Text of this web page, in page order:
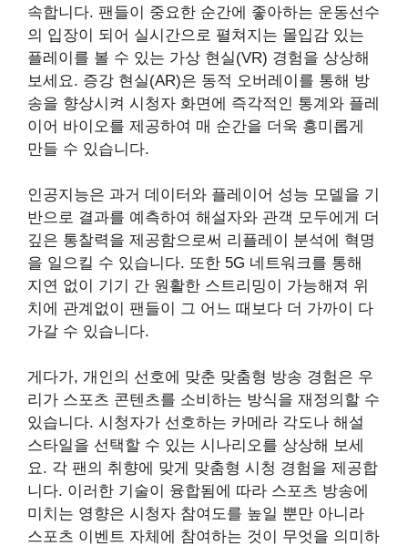
속합니다. 팬들이 중요한 순간에 좋아하는 운동선수
의 입장이 되어 실시간으로 펼쳐지는 몰입감 있는
플레이를 볼 수 있는 가상 현실(VR) 경험을 상상해
보세요. 증강 현실(AR)은 동적 오버레이를 통해 방
송을 향상시켜 시청자 화면에 즉각적인 통계와 플레
이어 바이오를 제공하여 매 순간을 더욱 흥미롭게
만들 수 있습니다.
인공지능은 과거 데이터와 플레이어 성능 모델을 기
반으로 결과를 예측하여 해설자와 관객 모두에게 더
깊은 통찰력을 제공함으로써 리플레이 분석에 혁명
을 일으킬 수 있습니다. 또한 5G 네트워크를 통해
지연 없이 기기 간 원활한 스트리밍이 가능해져 위
치에 관계없이 팬들이 그 어느 때보다 더 가까이 다
가갈 수 있습니다.
게다가, 개인의 선호에 맞춘 맞춤형 방송 경험은 우
리가 스포츠 콘텐츠를 소비하는 방식을 재정의할 수
있습니다. 시청자가 선호하는 카메라 각도나 해설
스타일을 선택할 수 있는 시나리오를 상상해 보세
요. 각 팬의 취향에 맞게 맞춤형 시청 경험을 제공합
니다. 이러한 기술이 융합됨에 따라 스포츠 방송에
미치는 영향은 시청자 참여도를 높일 뿐만 아니라
스포츠 이벤트 자체에 참여하는 것이 무엇을 의미하